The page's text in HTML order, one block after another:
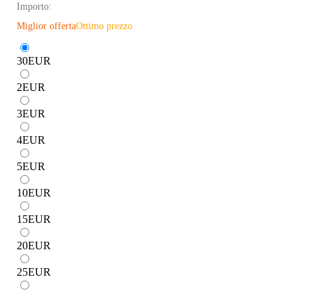
Importo:
Miglior offertaOttimo prezzo
30EUR
2EUR
3EUR
4EUR
5EUR
10EUR
15EUR
20EUR
25EUR